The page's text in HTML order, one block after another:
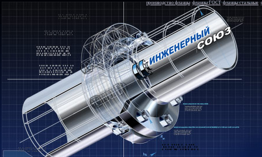
производство фланцы,фланцы ГОСТ,фланцы стальные,